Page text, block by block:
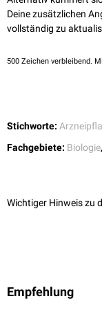
Verlag, München
Deine zusätzlichen
vollständig zu
500 Zeichen verbleibend.
Stichworte:
Fachgebiete: Biologie,
Wichtiger Hinweis zu
Empfehlung